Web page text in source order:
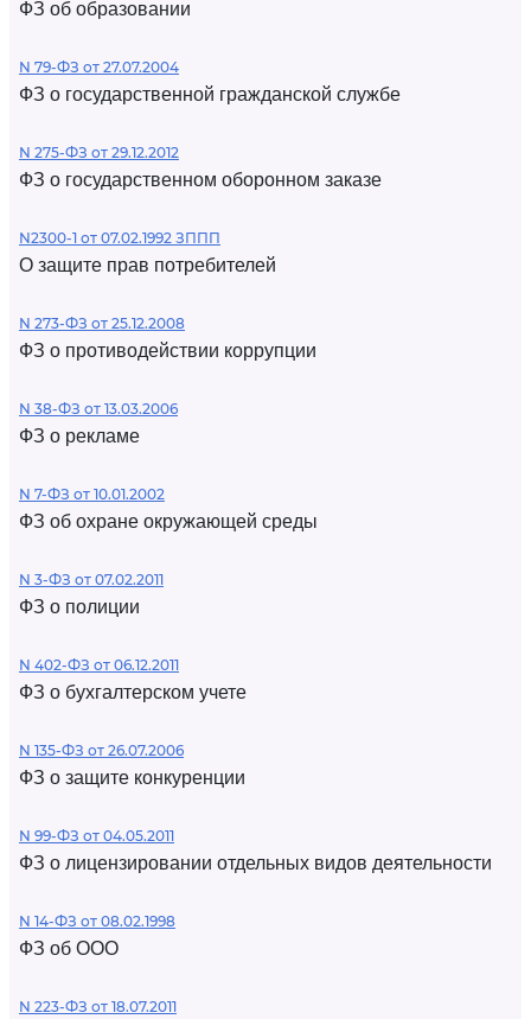
ФЗ об образовании
N 79-ФЗ от 27.07.2004
ФЗ о государственной гражданской службе
N 275-ФЗ от 29.12.2012
ФЗ о государственном оборонном заказе
N2300-1 от 07.02.1992 ЗППП
О защите прав потребителей
N 273-ФЗ от 25.12.2008
ФЗ о противодействии коррупции
N 38-ФЗ от 13.03.2006
ФЗ о рекламе
N 7-ФЗ от 10.01.2002
ФЗ об охране окружающей среды
N 3-ФЗ от 07.02.2011
ФЗ о полиции
N 402-ФЗ от 06.12.2011
ФЗ о бухгалтерском учете
N 135-ФЗ от 26.07.2006
ФЗ о защите конкуренции
N 99-ФЗ от 04.05.2011
ФЗ о лицензировании отдельных видов деятельности
N 14-ФЗ от 08.02.1998
ФЗ об ООО
N 223-ФЗ от 18.07.2011